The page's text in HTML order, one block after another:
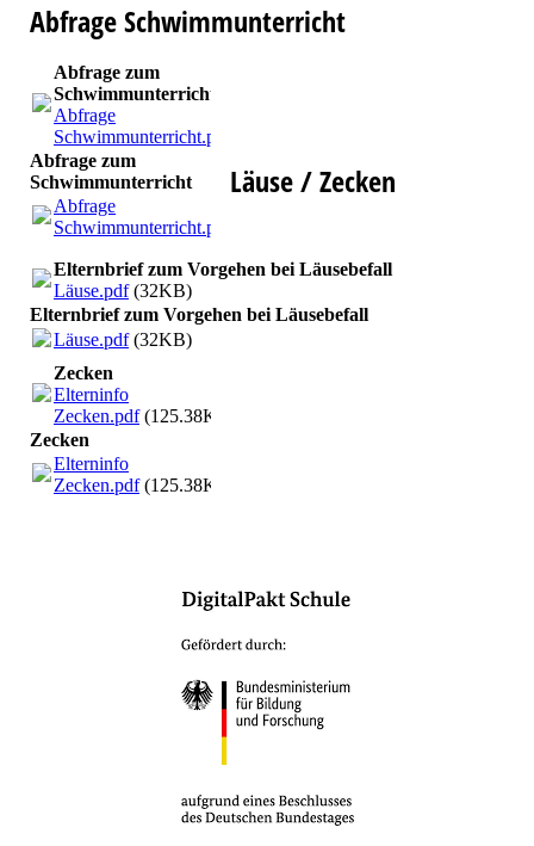
Abfrage Schwimmunterricht
Abfrage zum
Schwimmunterricht
Abfrage
Schwimmunterricht.pdf
Abfrage zum
Schwimmunterricht
Abfrage
Schwimmunterricht.pdf
Läuse / Zecken
Elternbrief zum Vorgehen bei Läusebefall
Läuse.pdf(32KB)
Elternbrief zum Vorgehen bei Läusebefall
Läuse.pdf(32KB)
Zecken
Elterninfo
Zecken.pdf(125.38KB)
Zecken
Elterninfo
Zecken.pdf(125.38KB)